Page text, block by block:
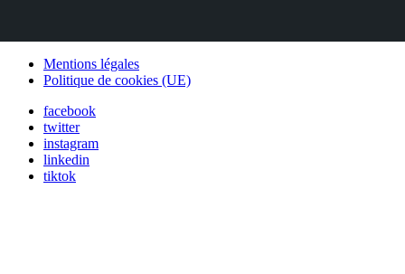
Mentions légales
Politique de cookies (UE)
facebook
twitter
instagram
linkedin
tiktok